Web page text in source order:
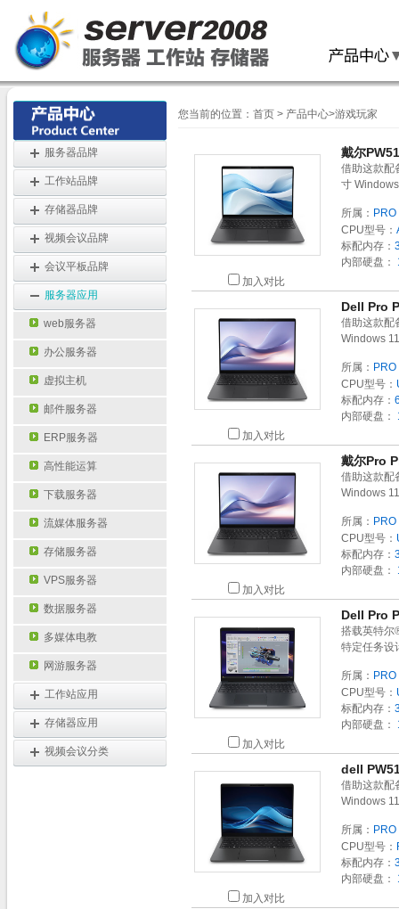
服务器品牌
工作站品牌
存储器品牌
视频会议品牌
会议平板品牌
服务器应用
web服务器
办公服务器
虚拟主机
邮件服务器
ERP服务器
高性能运算
下载服务器
流媒体服务器
存储服务器
VPS服务器
数据服务器
多媒体电教
网游服务器
工作站应用
存储器应用
视频会议分类
您当前的位置： 首页 > 产品中心>游戏玩家
加入对比
戴尔
借助这款配
寸
所属：
CPU型号：
标配内存：
内部硬盘：
加入对比
Dell Pro
借助这款配
Windows
所属：
CPU型号：
标配内存：
内部硬盘：
加入对比
戴尔Pro
借助这款配
Windows
所属：
CPU型号：
标配内存：
内部硬盘：
加入对比
Dell Pro
搭载英特尔
特定任务设
所属：
CPU型号：
标配内存：
内部硬盘：
加入对比
dell
借助这款配
Windows
所属：
CPU型号：
标配内存：
内部硬盘：